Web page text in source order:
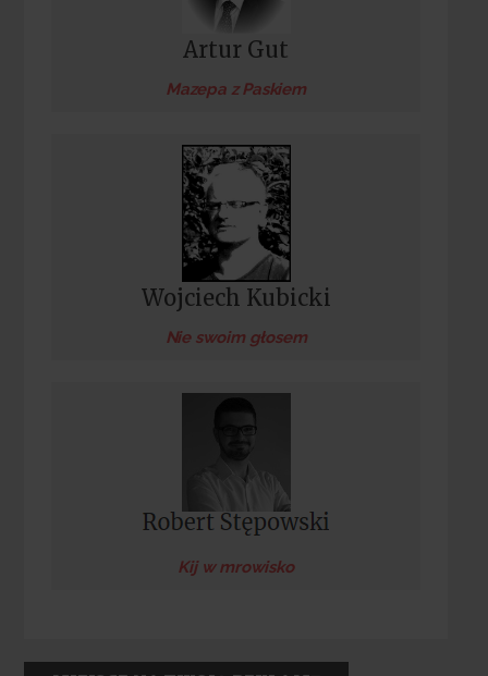
Artur Gut
Mazepa z Paskiem
Wojciech Kubicki
Nie swoim głosem
Kij w mrowisko